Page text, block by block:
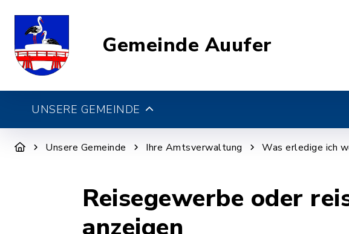
Gemeinde Auufer
UNSERE GEMEINDE
Unsere Gemeinde Ihre Amtsverwaltung Was erledige ich
Reisegewerbe oder
anzeigen